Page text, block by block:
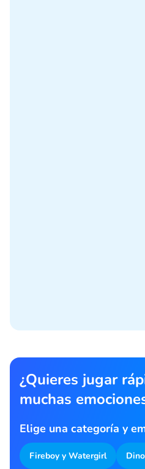
¿Quieres jugar
muchas
Elige una categoría y
Fireboy y Watergirl